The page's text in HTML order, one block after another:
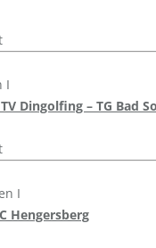
I
Dingolfing – TG Bad
I
Hengersberg